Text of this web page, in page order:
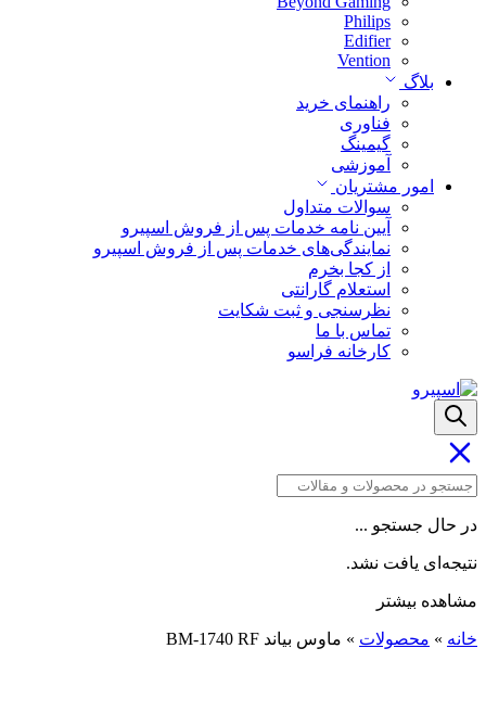
Philips
Edifier
Vention
بلاگ
راهنمای خرید
فناوری
گیمینگ
آموزشی
امور مشتریان
سوالات متداول
آیین نامه خدمات پس از فروش اسپیرو
نمایندگی‌های خدمات پس از فروش اسپیرو
از کجا بخرم
استعلام گارانتی
نظرسنجی و ثبت شکایت
تماس با ما
کارخانه فراسو
در حال جستجو ...
نتیجه‌ای یافت نشد.
مشاهده بیشتر
خانه » محصولات » ماوس بیاند BM-1740 RF